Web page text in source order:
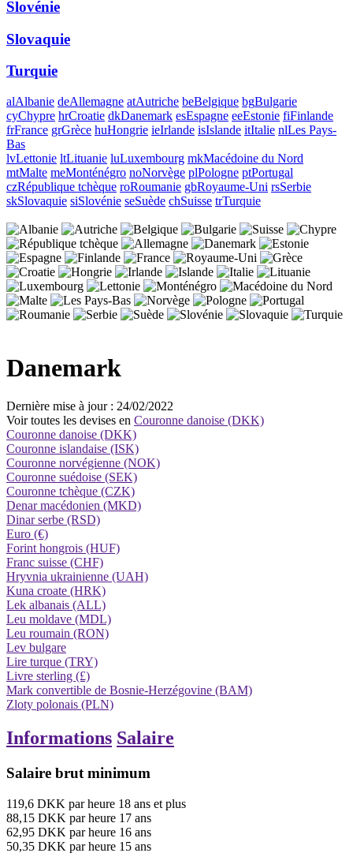
Slovénie
Slovaquie
Turquie
alAlbanie deAllemagne atAutriche beBelgique bgBulgarie
cyChypre hrCroatie dkDanemark esEspagne eeEstonie fiFinlande
frFrance grGrèce huHongrie ieIrlande isIslande itItalie nlLes Pays-
Bas
lvLettonie ltLituanie luLuxembourg mkMacédoine du Nord
mtMalte meMonténégro noNorvège plPologne ptPortugal
czRépublique tchèque roRoumanie gbRoyaume-Uni rsSerbie
skSlovaquie siSlovénie seSuède chSuisse trTurquie
Danemark
Dernière mise à jour : 24/02/2022
Voir toutes les devises en Couronne danoise (DKK)
Couronne danoise (DKK)
Couronne islandaise (ISK)
Couronne norvégienne (NOK)
Couronne suédoise (SEK)
Couronne tchèque (CZK)
Denar macédonien (MKD)
Dinar serbe (RSD)
Euro (€)
Forint hongrois (HUF)
Franc suisse (CHF)
Hryvnia ukrainienne (UAH)
Kuna croate (HRK)
Lek albanais (ALL)
Leu moldave (MDL)
Leu roumain (RON)
Lev bulgare
Lire turque (TRY)
Livre sterling (£)
Mark convertible de Bosnie-Herzégovine (BAM)
Zloty polonais (PLN)
Informations Salaire
Salaire brut minimum
119,6 DKK par heure 18 ans et plus
88,15 DKK par heure 17 ans
62,95 DKK par heure 16 ans
50,35 DKK par heure 15 ans